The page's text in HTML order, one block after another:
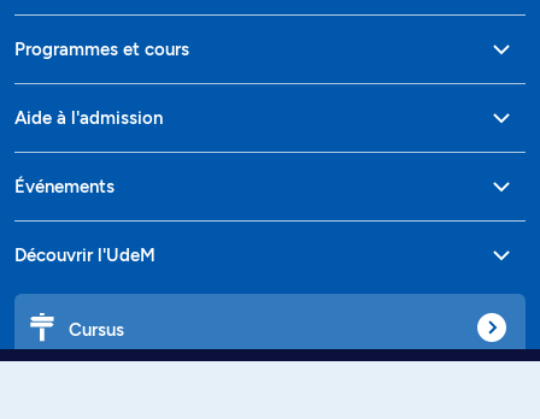
Programmes et cours
Aide à l'admission
Événements
Découvrir l'UdeM
Cursus